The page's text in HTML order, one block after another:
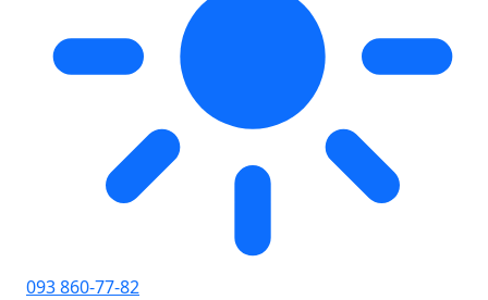
093 860-77-82